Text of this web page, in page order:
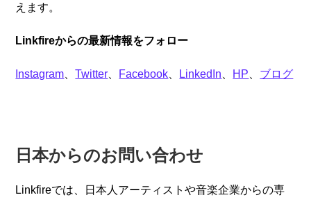
えます。
Linkfireからの最新情報をフォロー
Instagram 、Twitter Facebook LinkedIn HP ブログ
日本からのお問い合わせ
Linkfireでは、日本人アーティストや音楽企業からの専